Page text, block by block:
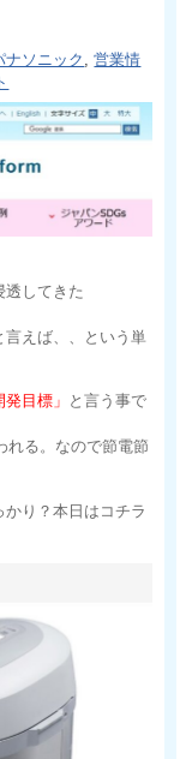
ナソニック ,営業情
透してきた
えば、、という単
目標」 と言う事で
れる。なので節電節
り？本日はコチラ